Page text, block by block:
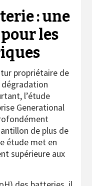
: une
les
propriétaire de
l’étude
Generational
de plus de
étude met en
supérieure aux